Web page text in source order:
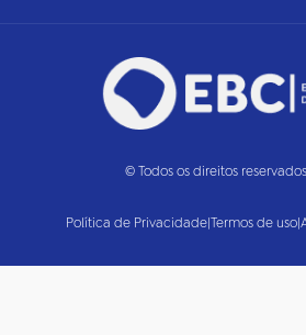
© Todos os direitos
Política de Privacidade|Termos de uso|